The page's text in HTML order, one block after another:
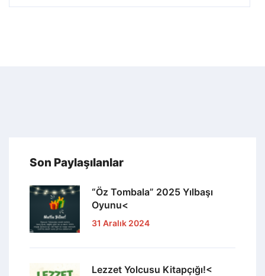
Son Paylaşılanlar
“Öz Tombala” 2025 Yılbaşı
Oyunu<
31 Aralık 2024
Lezzet Yolcusu Kitapçığı!<